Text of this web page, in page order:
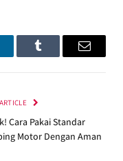
Tumblr Email
Cara Pakai Standar
Motor Dengan Aman